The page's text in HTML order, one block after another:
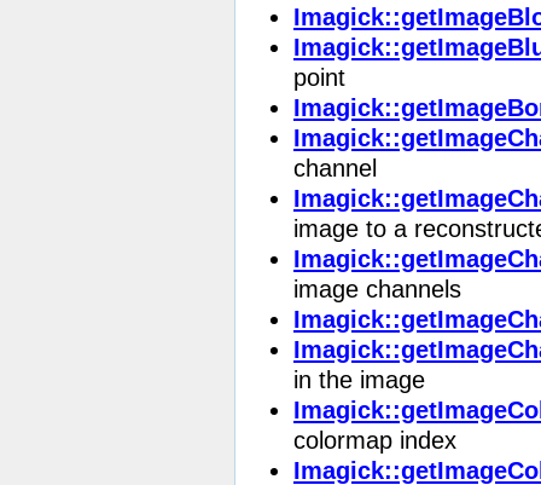
point
channel
image to a
image channels
in the image
colormap index